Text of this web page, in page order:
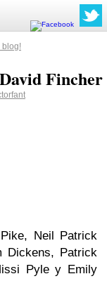
blog!
Fincher
Neil Patrick
Dickens, Patrick
Pyle y Emily